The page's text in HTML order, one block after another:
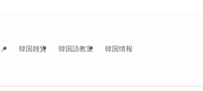
韓国雑貨 韓国語教室 韓国情報